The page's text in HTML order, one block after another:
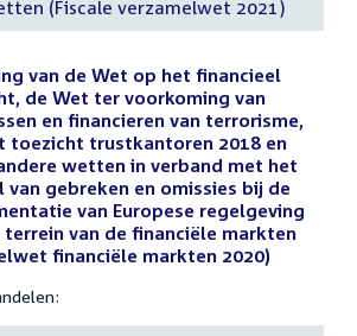
(Fiscale verzamelwet 2021)
van de Wet op het financieel
de Wet ter voorkoming van
en financieren van terrorisme,
toezicht trustkantoren 2018 en
wetten in verband met het
van gebreken en omissies bij de
van Europese regelgeving
van de financiële markten
financiële markten 2020)